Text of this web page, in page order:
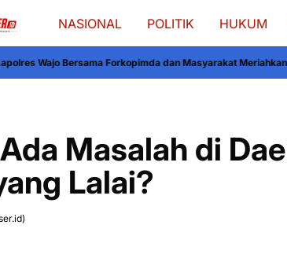
NASIONAL POLITIK HUKUM
dan Masyarakat Meriahkan Lomba Balap Karung
Masalah di
Lalai?